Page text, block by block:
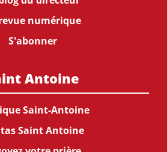
numérique
S'abonner
Antoine
Saint-Antoine
Saint Antoine